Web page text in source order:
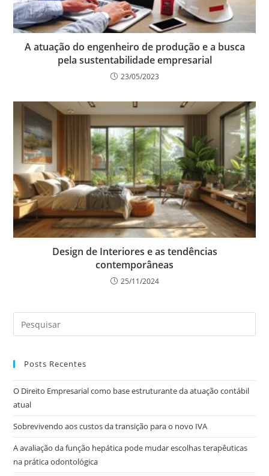
A atuação do engenheiro de produção e a busca
pela sustentabilidade empresarial
23/05/2023
Design de Interiores e as tendências
contemporâneas
25/11/2024
Posts Recentes
O Direito Empresarial como base estruturante da atuação contábil
atual
Sobrevivendo aos custos da transição para o novo IVA
A avaliação da função hepática pode mudar escolhas terapêuticas
na prática odontológica